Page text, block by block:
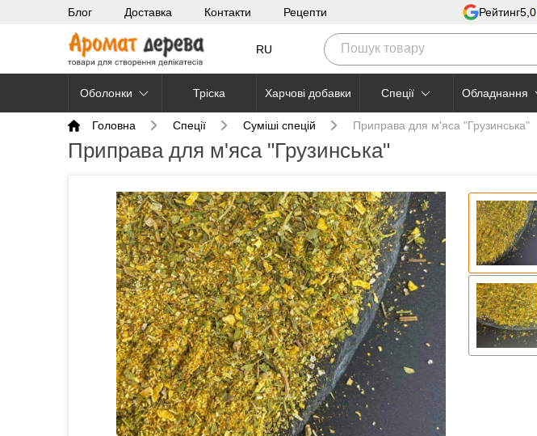
Блог Доставка Контакти Рецепти Рейтинг5,0
RU
Оболонки Тріска Харчові добавки Cпеції Обладнання
Головна Cпеції Суміші спецій Приправа для м'яса "Грузинська"
Приправа для м'яса "Грузинська"